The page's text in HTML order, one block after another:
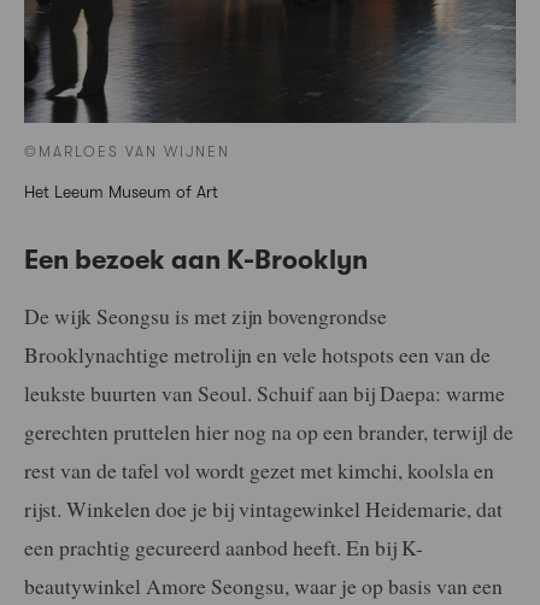
©MARLOES VAN WIJNEN
Het Leeum Museum of Art
Een bezoek aan K-Brooklyn
De wijk Seongsu is met zijn bovengrondse
Brooklynachtige metrolijn en vele hotspots een van de
leukste buurten van Seoul. Schuif aan bij Daepa: warme
gerechten pruttelen hier nog na op een brander, terwijl de
rest van de tafel vol wordt gezet met kimchi, koolsla en
rijst. Winkelen doe je bij vintagewinkel Heidemarie, dat
een prachtig gecureerd aanbod heeft. En bij K-
beautywinkel Amore Seongsu, waar je op basis van een